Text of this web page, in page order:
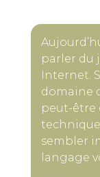
parler du
Internet.
domaine
peut-être
sembler
langage